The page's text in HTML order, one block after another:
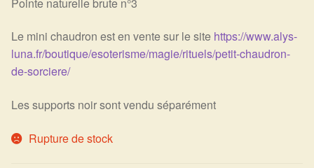
Cadeaux de naissance
Ésotérisme : les pratiques spirituelles du monde invisible
Arts Divinatoires : Percez les Mystères de l’Invisible
Magie: Le Savoir des Sorcières
Le mini chaudron est en vente sur le site https://www.alys-
luna.fr/boutique/esoterisme/magie/rituels/petit-chaudron-
de-sorciere/
Les supports noir sont vendu séparément
Rupture de stock